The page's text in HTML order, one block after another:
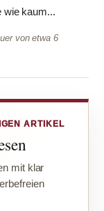
wie kaum...
von etwa 6
ARTIKEL
mit klar